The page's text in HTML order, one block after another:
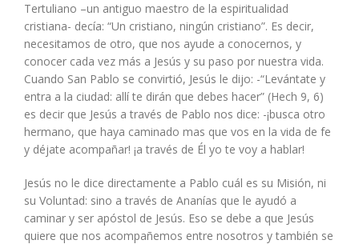
Tertuliano –un antiguo maestro de la espiritualidad
cristiana- decía: “Un cristiano, ningún cristiano”. Es decir,
necesitamos de otro, que nos ayude a conocernos, y
conocer cada vez más a Jesús y su paso por nuestra vida.
Cuando San Pablo se convirtió, Jesús le dijo: -“Levántate y
entra a la ciudad: allí te dirán que debes hacer” (Hech 9, 6)
es decir que Jesús a través de Pablo nos dice: -¡busca otro
hermano, que haya caminado mas que vos en la vida de fe
y déjate acompañar! ¡a través de Él yo te voy a hablar!
Jesús no le dice directamente a Pablo cuál es su Misión, ni
su Voluntad: sino a través de Ananías que le ayudó a
caminar y ser apóstol de Jesús. Eso se debe a que Jesús
quiere que nos acompañemos entre nosotros y también se